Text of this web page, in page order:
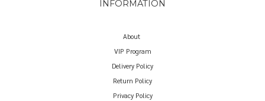
INFORMATION
About
VIP Program
Delivery Policy
Return Policy
Privacy Policy